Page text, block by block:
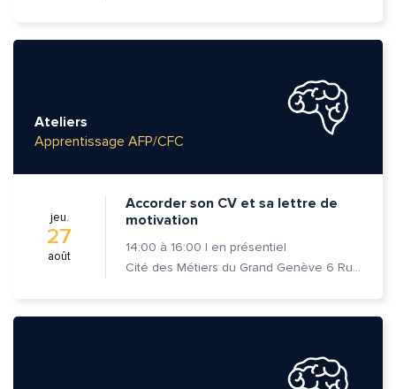
Ateliers
Apprentissage AFP/CFC
jeu.
27
août
Accorder son CV et sa lettre de
motivation
14:00 à 16:00 | en présentiel
Cité des Métiers du Grand Genève 6 Rue Prévost-Martin 1205 Genève